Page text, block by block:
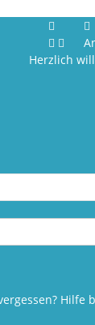
Herzlich
Hilfe